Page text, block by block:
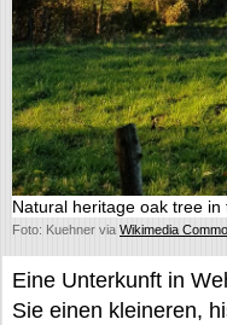
Natural heritage oak tree in
Foto: Kuehner via Wikimedia
Eine Unterkunft in
Sie einen kleineren,